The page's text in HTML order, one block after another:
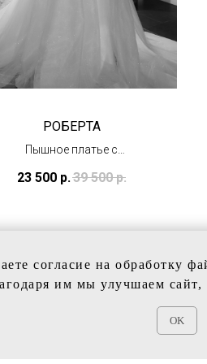
РОБЕРТА
Пышное платье с
(в салоне в Тц
23 500 р.39 500 р.
согласие на обработку
им мы улучшаем
OK